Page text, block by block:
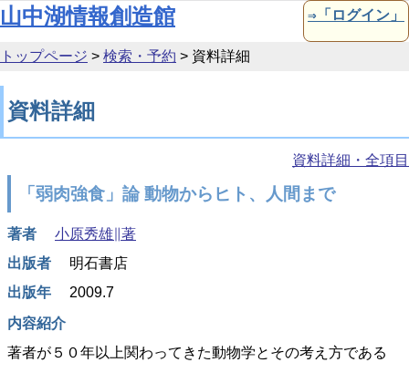
本文へ移動
山中湖情報創造館 ⇒「ログイン」
トップページ > 検索・予約 > 資料詳細
資料詳細
資料詳細・全項目
「弱肉強食」論 動物からヒト、人間まで
著者
小原秀雄∥著
出版者
明石書店
出版年
2009.7
内容紹介
著者が５０年以上関わってきた動物学とその考え方である